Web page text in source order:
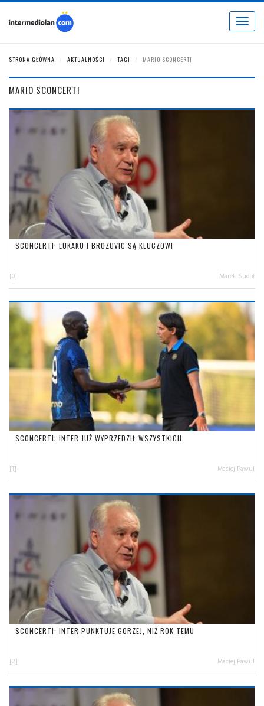
Toggle
STRONA GŁÓWNA AKTUALNOŚCI TAGI MARIO SCONCERTI
MARIO SCONCERTI
SCONCERTI: LUKAKU I BROZOVIC SĄ KLUCZOWI
[0] Marek Sudoł
SCONCERTI: INTER JUŻ WYPRZEDZIŁ WSZYSTKICH
[1] Maciej Pawul
SCONCERTI: INTER PUNKTUJE GORZEJ, NIŻ ROK TEMU
[2] Maciej Pawul